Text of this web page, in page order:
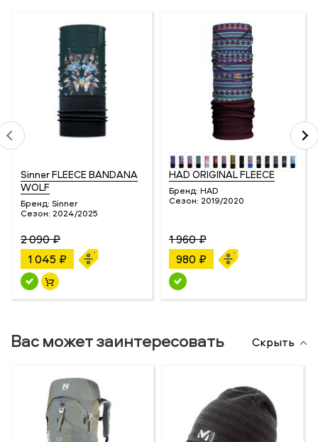
Sinner FLEECE BANDANA
WOLF
Бренд: Sinner
Сезон: 2024/2025
2 090 ₽
1 045 ₽
HAD ORIGINAL FLEECE
Бренд: HAD
Сезон: 2019/2020
1 960 ₽
980 ₽
Вас может заинтересовать Скрыть